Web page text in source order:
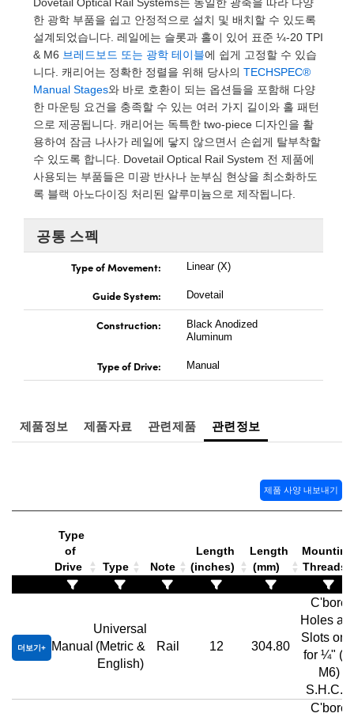
and Couplers
Direct Microscopes
Components
Labs™
Gratings™
Components
한 광학 부품을 쉽고 안정적으로 설치 및 배치할 수 있도록
설계되었습니다. 레일에는 슬롯과 홀이 있어 표준 ¼-20 TPI
& M6 브레드보드 또는 광학 테이블에 쉽게 고정할 수 있습
니다. 캐리어는 정확한 정렬을 위해 당사의 TECHSPEC®
Manual Stages와 바로 호환이 되는 옵션들을 포함해 다양
한 마운팅 요건을 충족할 수 있는 여러 가지 길이와 홀 패턴
으로 제공됩니다. 캐리어는 독특한 two-piece 디자인을 활
용하여 잠금 나사가 레일에 닿지 않으면서 손쉽게 탈부착할
수 있도록 합니다. Dovetail Optical Rail System 전 제품에
사용되는 부품들은 미광 반사나 눈부심 현상을 최소화하도
록 블랙 아노다이징 처리된 알루미늄으로 제작됩니다.
공통 스펙
Type of Movement: Linear (X)
Guide System: Dovetail
Construction:
Black Anodized
Aluminum
Type of Drive: Manual
제품정보 제품자료 관련제품 관련정보
제품 사양 내보내기
Type
of
Drive
Type Note
Length
(inches)
Length
(mm)
Mounting
Threads
더보기 Manual
Universal
(Metric &
English)
Rail 12 304.80
C'bore
Holes
Slots
for ¼" (or
M6)
S.H.C.S
C'bore